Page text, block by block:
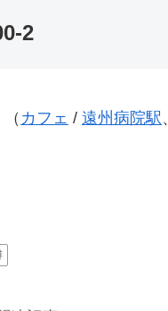
2
（ カフェ / 遠州病院駅、